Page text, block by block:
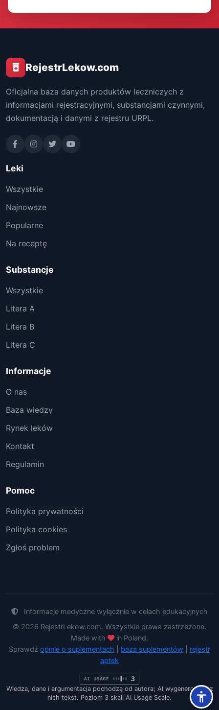
RejestrLekow.com
Oficjalna baza danych produktów leczniczych z
informacjami rejestracyjnymi, substancjami czynnymi,
dokumentacją i danymi z rejestru URPL.
Leki
Wszystkie
Najnowsze
Popularne
Na receptę
Substancje
Wszystkie
Litera A
Litera B
Litera C
Informacje
O nas
Baza wiedzy
Rynek leków
Kontakt
Regulamin
Pomoc
Polityka prywatności
Polityka cookies
Zgłoś problem
Informacje medyczne wyłącznie w celach edukacyjnych
© 2026 RejestrLekow.com. Wszystkie prawa zastrzeżone.
Made with
in Poland.
Sprawdź opinie o suplementach baza suplementów
rejestr
aptek
Wiedza, dane i argumentacja pochodzą od autora; AI wygenerowało z
nich tekst. Poziom 3 skali AI Usage Scale.